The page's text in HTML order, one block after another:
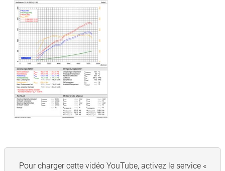
Pour charger cette vidéo YouTube, activez le service «